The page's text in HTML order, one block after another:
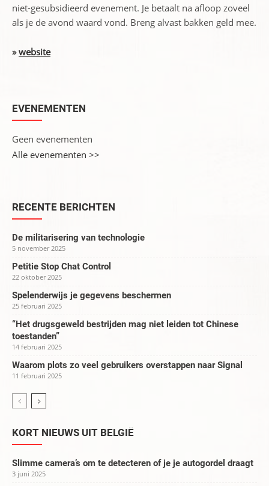
niet-gesubsidieerd evenement. Je betaalt na afloop zoveel
als je de avond waard vond. Breng alvast bakken geld mee.
»website
EVENEMENTEN
Geen evenementen
Alle evenementen >>
RECENTE BERICHTEN
De militarisering van technologie
5 november 2025
Petitie Stop Chat Control
22 oktober 2025
Spelenderwijs je gegevens beschermen
25 februari 2025
“Het drugsgeweld bestrijden mag niet leiden tot Chinese
toestanden”
14 februari 2025
Waarom plots zo veel gebruikers overstappen naar Signal
11 februari 2025
KORT NIEUWS UIT BELGIË
Slimme camera’s om te detecteren of je je autogordel draagt
3 juni 2025